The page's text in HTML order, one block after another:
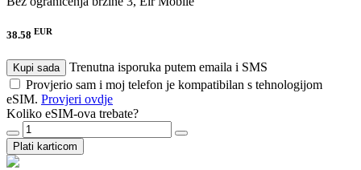
38.58 EUR
Kupi sada
Trenutna isporuka putem emaila i SMS
Provjerio sam i moj telefon je kompatibilan s tehnologijom
eSIM. Provjeri ovdje
Koliko eSIM-ova trebate?
Plati karticom